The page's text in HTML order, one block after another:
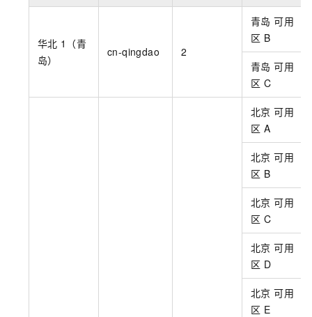
华北 1（青
岛）
cn-qingdao 2
青岛 可用
区 B
青岛 可用
区 C
北京 可用
区 A
北京 可用
区 B
北京 可用
区 C
北京 可用
区 D
北京 可用
区 E